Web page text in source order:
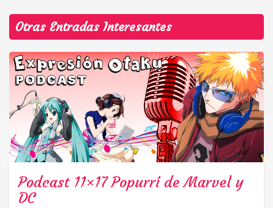
Otras Entradas Interesantes
Podcast 11×17 Popurrí de Marvel y
DC